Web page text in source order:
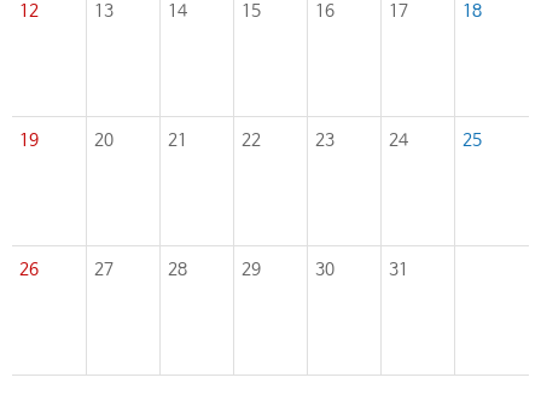
12 13 14 15 16 17 18
19 20 21 22 23 24 25
26 27 28 29 30 31